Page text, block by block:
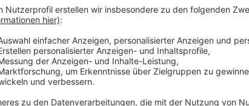
habe", lobt Soler seine Kollegen. Wir
Wir